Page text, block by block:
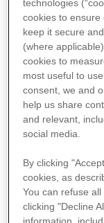
el cabello
oncológico,
sexual,
y cirugía
la dieta o la
algunas de las
personas que
cáncer de
Durante el
technologies
cookies to
keep it secure
(where
cookies to
most useful to
consent, we and
help us share
and relevant,
social media.
By clicking
cookies, as
You can refuse
clicking "Decline